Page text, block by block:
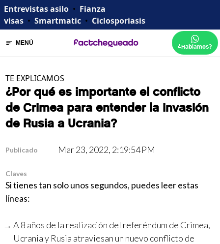
Entrevistas asilo • Fianza
visas • Smartmatic • Ciclosporiasis
MENÚ ¿Hablamos?
TE EXPLICAMOS
¿Por qué es importante el conflicto
de Crimea para entender la invasión
de Rusia a Ucrania?
Publicado Mar 23, 2022, 2:19:54 PM
Claves
Si tienes tan solo unos segundos, puedes leer estas
líneas:
A 8 años de la realización del referéndum de Crimea,
Ucrania y Rusia atraviesan un nuevo conflicto de